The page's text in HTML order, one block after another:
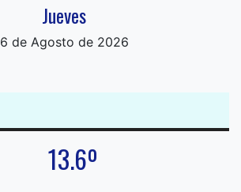
Jueves
6 de Agosto de 2026
13.6º